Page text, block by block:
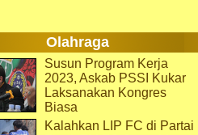
Olahraga
Susun Program Kerja
2023, Askab PSSI Kukar
Laksanakan Kongres
Biasa
Kalahkan LIP FC di Partai